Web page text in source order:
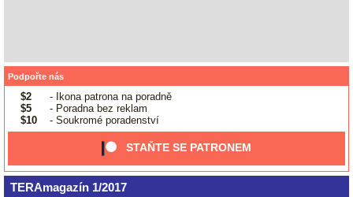
Podpořte nás
$2
- Ikona patrona na poradně
$5
- Poradna bez reklam
$10
- Soukromé poradenství
STAŇTE SE PATRONEM
TERAmagazín 1/2017